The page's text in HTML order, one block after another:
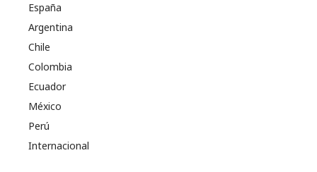
España
Argentina
Chile
Colombia
Ecuador
México
Perú
Internacional